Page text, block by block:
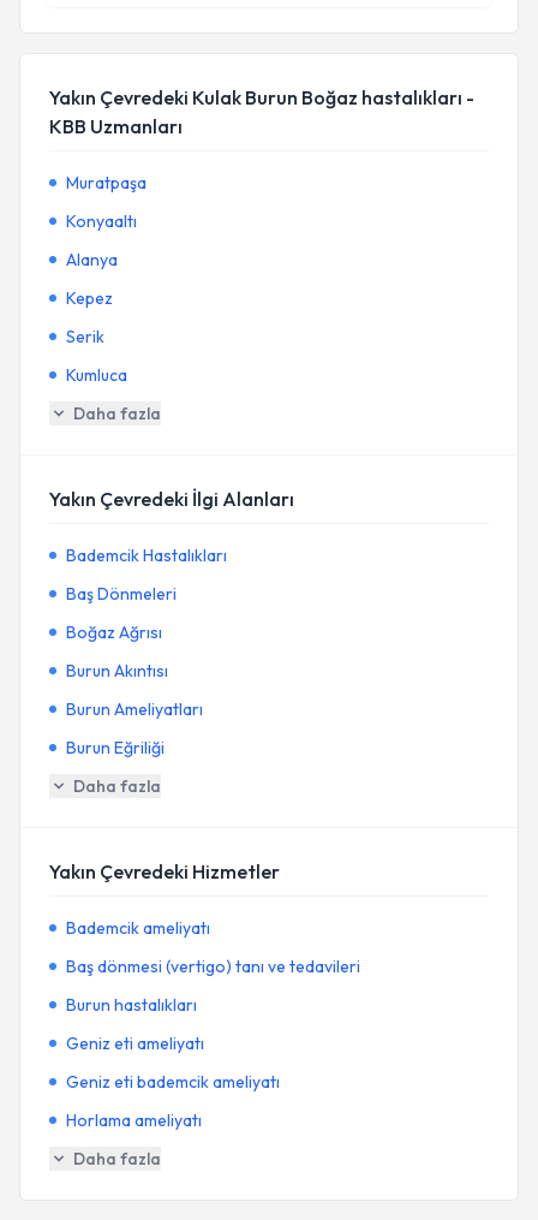
Yakın Çevredeki Kulak Burun Boğaz hastalıkları -
KBB Uzmanları
Muratpaşa
Konyaaltı
Alanya
Kepez
Serik
Kumluca
Daha fazla
Yakın Çevredeki İlgi Alanları
Bademcik Hastalıkları
Baş Dönmeleri
Boğaz Ağrısı
Burun Akıntısı
Burun Ameliyatları
Burun Eğriliği
Daha fazla
Yakın Çevredeki Hizmetler
Bademcik ameliyatı
Baş dönmesi (vertigo) tanı ve tedavileri
Burun hastalıkları
Geniz eti ameliyatı
Geniz eti bademcik ameliyatı
Horlama ameliyatı
Daha fazla